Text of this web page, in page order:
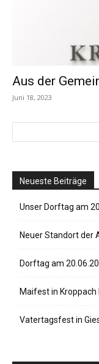
Aus der
Juni 18, 2023
Neueste Beiträge
Unser Dorftag am
Neuer Standort der
Dorftag am
Maifest in
Vatertagsfest in